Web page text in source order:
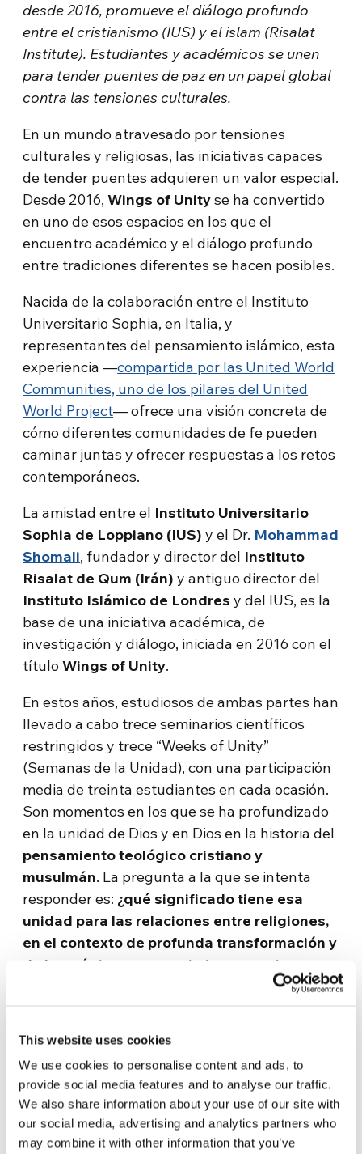
This website uses cookies
We use cookies to personalise content and ads, to
provide social media features and to analyse our traffic.
We also share information about your use of our site with
our social media, advertising and analytics partners who
may combine it with other information that you’ve
desde 2016, promueve el diálogo profundo
entre el cristianismo (IUS) y el islam (Risalat
Institute). Estudiantes y académicos se unen
para tender puentes de paz en un papel global
contra las tensiones culturales.
En un mundo atravesado por tensiones
culturales y religiosas, las iniciativas capaces
de tender puentes adquieren un valor especial.
Desde 2016,Wings of Unityse ha convertido
en uno de esos espacios en los que el
encuentro académico y el diálogo profundo
entre tradiciones diferentes se hacen posibles.
Nacida de la colaboración entre el Instituto
Universitario Sophia, en Italia, y
representantes del pensamiento islámico, esta
experiencia —compartida por las United World
Communities, uno de los pilares del United
World Project— ofrece una visión concreta de
cómo diferentes comunidades de fe pueden
caminar juntas y ofrecer respuestas a los retos
contemporáneos.
La amistad entre el Instituto Universitario
Sophia de Loppiano (IUS) y el Dr. Mohammad
Shomali, fundador y director del Instituto
Risalat de Qum (Irán) y antiguo director del
Instituto Islámico de Londres y del IUS, es la
base de una iniciativa académica, de
investigación y diálogo, iniciada en 2016 con el
títuloWings of Unity.
En estos años, estudiosos de ambas partes han
llevado a cabo trece seminarios científicos
restringidos y trece “Weeks of Unity”
(Semanas de la Unidad), con una participación
media de treinta estudiantes en cada ocasión.
Son momentos en los que se ha profundizado
en la unidad de Dios y en Dios en la historia del
pensamiento teológico cristiano y
musulmán. La pregunta a la que se intenta
responder es: ¿qué significado tiene esa
unidad para las relaciones entre religiones,
en el contexto de profunda transformación y
de los trágicos acontecimientos recientes
que atraviesa la historia contemporánea?
expertos de ambas religiones
sumó como oyentes un grupo de estudiantes
deEuropa y Oriente Medio – permitió un
profundo intercambio sobre las raíces
espirituales y las razones teológicas del